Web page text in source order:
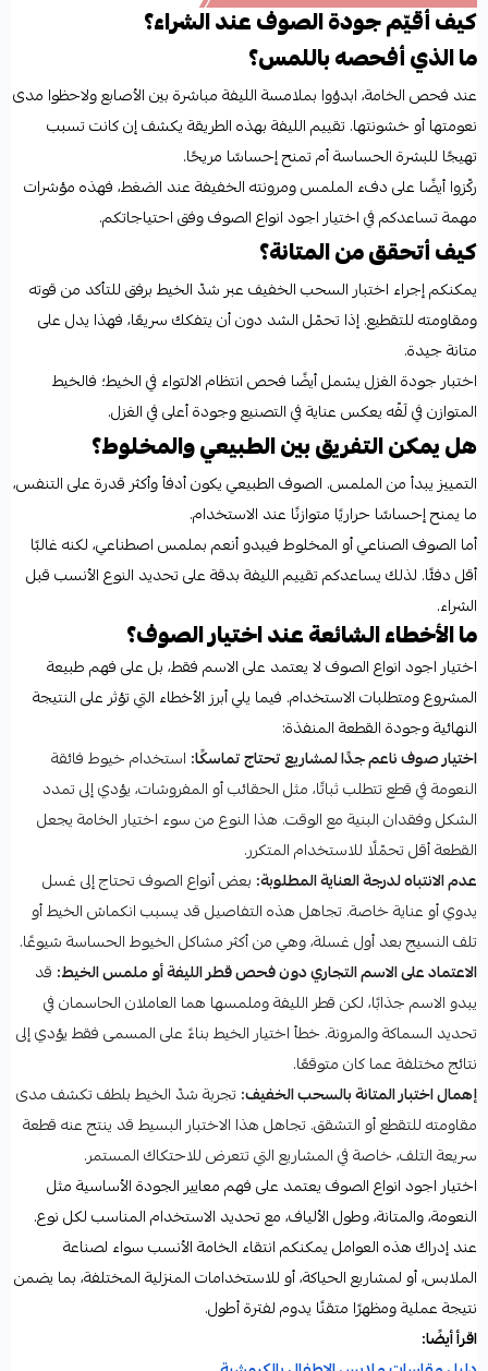
كيف أقيّم جودة الصوف عند الشراء؟
ما الذي أفحصه باللمس؟
عند فحص الخامة، ابدؤوا بملامسة الليفة مباشرة بين الأصابع ولاحظوا مدى
نعومتها أو خشونتها. تقييم الليفة بهذه الطريقة يكشف إن كانت تسبب
تهيجًا للبشرة الحساسة أم تمنح إحساسًا مريحًا.
ركّزوا أيضًا على دفء الملمس ومرونته الخفيفة عند الضغط، فهذه مؤشرات
مهمة تساعدكم في اختيار اجود انواع الصوف وفق احتياجاتكم.
كيف أتحقق من المتانة؟
يمكنكم إجراء اختبار السحب الخفيف عبر شدّ الخيط برفق للتأكد من قوته
ومقاومته للتقطيع. إذا تحمّل الشد دون أن يتفكك سريعًا، فهذا يدل على
متانة جيدة.
اختبار جودة الغزل يشمل أيضًا فحص انتظام الالتواء في الخيط؛ فالخيط
المتوازن في لَفّه يعكس عناية في التصنيع وجودة أعلى في الغزل.
هل يمكن التفريق بين الطبيعي والمخلوط؟
التمييز يبدأ من الملمس. الصوف الطبيعي يكون أدفأ وأكثر قدرة على التنفس،
ما يمنح إحساسًا حراريًا متوازنًا عند الاستخدام.
أما الصوف الصناعي أو المخلوط فيبدو أنعم بملمس اصطناعي، لكنه غالبًا
أقل دفئًا. لذلك يساعدكم تقييم الليفة بدقة على تحديد النوع الأنسب قبل
الشراء.
ما الأخطاء الشائعة عند اختيار الصوف؟
اختيار اجود انواع الصوف لا يعتمد على الاسم فقط، بل على فهم طبيعة
المشروع ومتطلبات الاستخدام. فيما يلي أبرز الأخطاء التي تؤثر على النتيجة
النهائية وجودة القطعة المنفذة:
اختيار صوف ناعم جدًا لمشاريع تحتاج تماسكًا: استخدام خيوط فائقة
النعومة في قطع تتطلب ثباتًا، مثل الحقائب أو المفروشات، يؤدي إلى تمدد
الشكل وفقدان البنية مع الوقت. هذا النوع من سوء اختيار الخامة يجعل
القطعة أقل تحمّلًا للاستخدام المتكرر.
عدم الانتباه لدرجة العناية المطلوبة: بعض أنواع الصوف تحتاج إلى غسل
يدوي أو عناية خاصة. تجاهل هذه التفاصيل قد يسبب انكماش الخيط أو
تلف النسيج بعد أول غسلة، وهي من أكثر مشاكل الخيوط الحساسة شيوعًا.
الاعتماد على الاسم التجاري دون فحص قطر الليفة أو ملمس الخيط: قد
يبدو الاسم جذابًا، لكن قطر الليفة وملمسها هما العاملان الحاسمان في
تحديد السماكة والمرونة. خطأ اختيار الخيط بناءً على المسمى فقط يؤدي إلى
نتائج مختلفة عما كان متوقعًا.
إهمال اختبار المتانة بالسحب الخفيف:تجربة شدّ الخيط بلطف تكشف مدى
مقاومته للتقطع أو التشقق. تجاهل هذا الاختبار البسيط قد ينتج عنه قطعة
سريعة التلف، خاصة في المشاريع التي تتعرض للاحتكاك المستمر.
اختيار اجود انواع الصوف يعتمد على فهم معايير الجودة الأساسية مثل
النعومة، والمتانة، وطول الألياف، مع تحديد الاستخدام المناسب لكل نوع.
عند إدراك هذه العوامل يمكنكم انتقاء الخامة الأنسب سواء لصناعة
الملابس، أو لمشاريع الحياكة، أو للاستخدامات المنزلية المختلفة، بما يضمن
نتيجة عملية ومظهرًا متقنًا يدوم لفترة أطول.
اقرأ أيضًا: